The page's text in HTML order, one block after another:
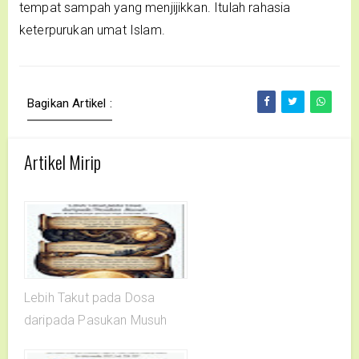
tempat sampah yang menjijikkan. Itulah rahasia
keterpurukan umat Islam.
Bagikan Artikel :
Artikel Mirip
Lebih Takut pada Dosa
daripada Pasukan Musuh